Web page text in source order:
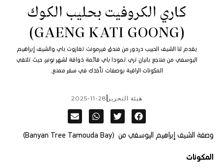
كاري الكروفيت بحليب الكوك
(GAENG KATI GOONG)
يقدم لنا الشيف الحبيب دردور من فندق فيرمونت تغازوت باي والشيف إبراهيم
اليوسفي من منتجع بانيان تري تمودا باي قائمة ذواقة لشهر نونبر، حيث تلتقي
المكونات الراقية بوصفات تأخذك في سفر ممتع.
هيئة التحرير 2025-11-28
وصفة الشيف إبراهيم اليوسفي من (Banyan Tree Tamouda Bay)
المكونات